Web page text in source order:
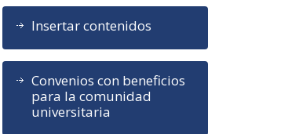
Insertar contenidos
Convenios con beneficios
para la comunidad
universitaria